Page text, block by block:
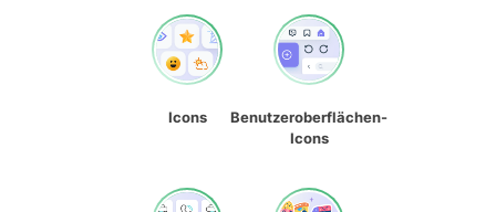
Icons
Benutzeroberflächen-
Icons